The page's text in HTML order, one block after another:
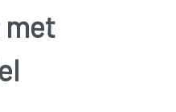
met